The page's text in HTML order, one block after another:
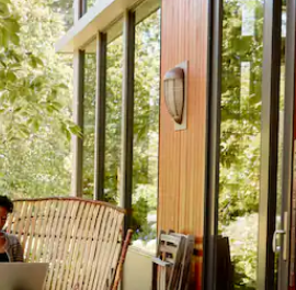
les parcourir ou en appuyant et en